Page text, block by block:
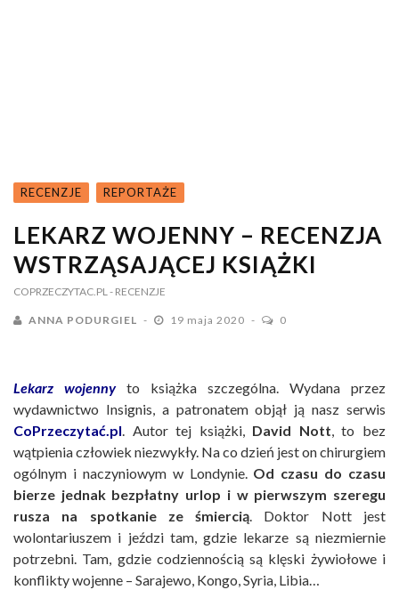
RECENZJE REPORTAŻE
LEKARZ WOJENNY – RECENZJA
WSTRZĄSAJĄCEJ KSIĄŻKI
COPRZECZYTAC.PL - RECENZJE
ANNA PODURGIEL 19 maja 2020 0
Lekarz wojennyto książka szczególna. Wydana przez
wydawnictwo Insignis, a patronatem objął ją nasz serwis
CoPrzeczytać.pl. Autor tej książki, David Nott, to bez
wątpienia człowiek niezwykły. Na co dzień jest on chirurgiem
ogólnym i naczyniowym w Londynie. Od czasu do czasu
bierze jednak bezpłatny urlop i w pierwszym szeregu
rusza na spotkanie ze śmiercią. Doktor Nott jest
wolontariuszem i jeździ tam, gdzie lekarze są niezmiernie
potrzebni. Tam, gdzie codziennością są klęski żywiołowe i
konflikty wojenne – Sarajewo, Kongo, Syria, Libia…